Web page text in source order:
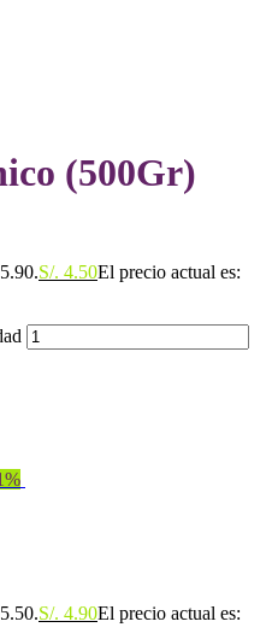
(500Gr)
S/. 4.50El precio actual es:
S/. 4.90El precio actual es: